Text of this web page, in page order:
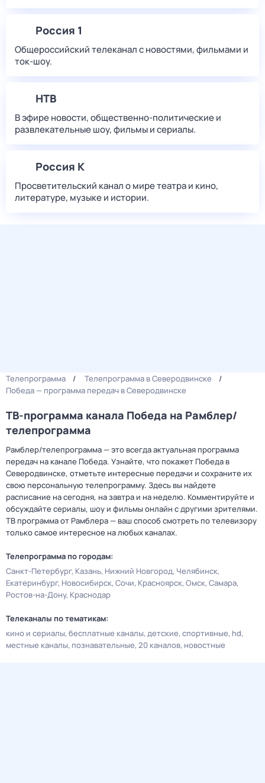
Россия 1
Общероссийский телеканал с новостями, фильмами и
ток-шоу.
НТВ
В эфире новости, общественно-политические и
развлекательные шоу, фильмы и сериалы.
Россия К
Просветительский канал о мире театра и кино,
литературе, музыке и истории.
Телепрограмма
Телепрограмма в Северодвинске
Победа — программа передач в Северодвинске
ТВ-программа канала Победа на Рамблер/
телепрограмма
Рамблер/телепрограмма — это всегда актуальная программа
передач на канале Победа. Узнайте, что покажет Победа в
Северодвинске, отметьте интересные передачи и сохраните их
свою персональную телепрограмму. Здесь вы найдете
расписание на сегодня, на завтра и на неделю. Комментируйте и
обсуждайте сериалы, шоу и фильмы онлайн с другими зрителями.
ТВ программа от Рамблера — ваш способ смотреть по телевизору
только самое интересное на любых каналах.
Телепрограмма по городам:
Санкт-Петербург Казань Нижний Новгород Челябинск
Екатеринбург Новосибирск Сочи Красноярск Омск Самара
Ростов-на-Дону Краснодар
Телеканалы по тематикам:
кино и сериалы бесплатные каналы детские спортивные hd
местные каналы познавательные 20 каналов новостные